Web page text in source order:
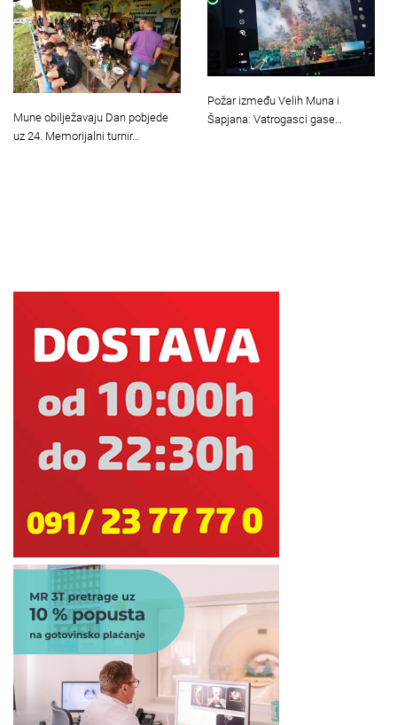
Mune obilježavaju Dan pobjede
uz 24. Memorijalni turnir…
Požar između Velih Muna i
Šapjana: Vatrogasci gase…